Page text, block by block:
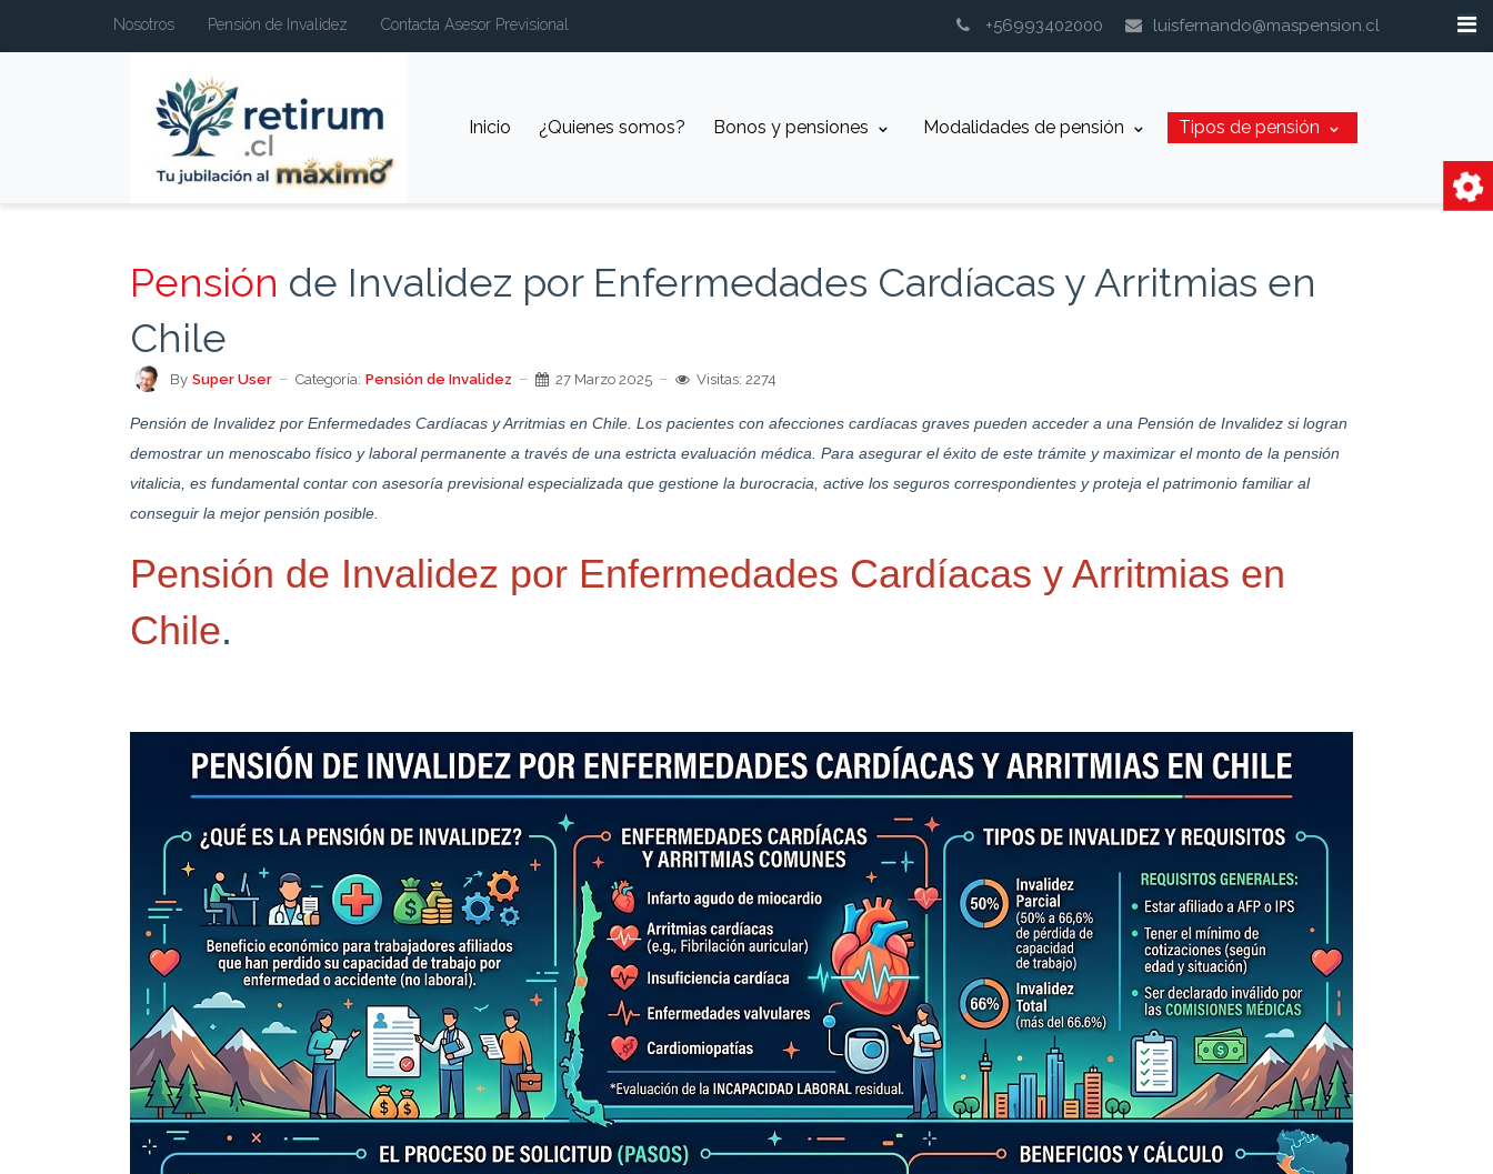
Nosotros Pensión de Invalidez Contacta Asesor Previsional +56993402000 luisfernando@maspension.cl
Inicio ¿Quienes somos? ⁠Bonos y pensiones Modalidades de pensión Tipos de pensión
Pensión de Invalidez por Enfermedades Cardíacas y Arritmias en
Chile
By Super User Categoría: Pensión de Invalidez 27 Marzo 2025 Visitas: 2274
Pensión de Invalidez por Enfermedades Cardíacas y Arritmias en Chile. Los pacientes con afecciones cardíacas graves pueden acceder a una Pensión de Invalidez si logran
demostrar un menoscabo físico y laboral permanente a través de una estricta evaluación médica. Para asegurar el éxito de este trámite y maximizar el monto de la pensión
vitalicia, es fundamental contar con asesoría previsional especializada que gestione la burocracia, active los seguros correspondientes y proteja el patrimonio familiar al
conseguir la mejor pensión posible.
Pensión de Invalidez por Enfermedades Cardíacas y Arritmias en
Chile.